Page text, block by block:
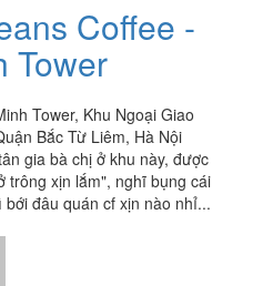
Coffee -
Tower
Tower, Khu Ngoại Giao
Bắc Từ Liêm, Hà Nội
gia bà chị ở khu này, được
trông xịn lắm", nghĩ bụng cái
đâu quán cf xịn nào nhỉ...